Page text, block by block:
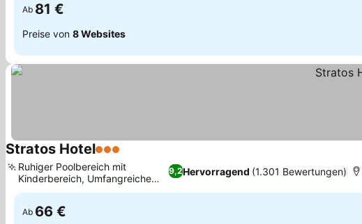
Ab 81 €
Preise von 8 Websites
Stratos Hotel3 Sterne
9,2Hervorragend (1.301 Bewertungen)
Ruhiger Poolbereich mit
Kinderbereich, Umfangreiche
Gästebibliothek
Ab 66 €